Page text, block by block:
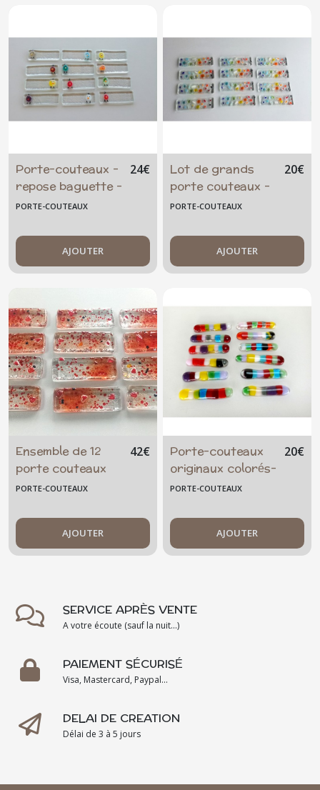
Porte-couteaux -
repose baguette -
les zoziaux -
24€
PORTE-COUTEAUX
AJOUTER
Lot de grands
porte couteaux -
repose baguette -
-
20€
PORTE-COUTEAUX
AJOUTER
Ensemble de 12
porte couteaux
ou repose
- transparent-
art de la table -
artisanal
42€
PORTE-COUTEAUX
AJOUTER
Porte-couteaux
originaux colorés-
les "Toufous" -
- verre fusionné -
artisanal
20€
PORTE-COUTEAUX
AJOUTER
SERVICE APRÈS VENTE
A votre écoute (sauf la nuit...)
PAIEMENT SÉCURISÉ
Visa, Mastercard, Paypal...
DELAI DE CREATION
Délai de 3 à 5 jours